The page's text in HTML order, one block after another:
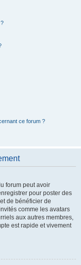
ce forum ?
forum peut avoir
pour poster des
de bénéficier de
comme les avatars
aux autres membres,
est rapide et vivement